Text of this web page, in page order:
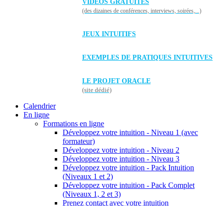
VIDÉOS GRATUITES
(des dizaines de conférences, interviews, soirées,...)
JEUX INTUITIFS
EXEMPLES DE PRATIQUES INTUITIVES
LE PROJET ORACLE
(site dédié)
Calendrier
En ligne
Formations en ligne
Développez votre intuition - Niveau 1 (avec
formateur)
Développez votre intuition - Niveau 2
Développez votre intuition - Niveau 3
Développez votre intuition - Pack Intuition
(Niveaux 1 et 2)
Développez votre intuition - Pack Complet
(Niveaux 1, 2 et 3)
Prenez contact avec votre intuition